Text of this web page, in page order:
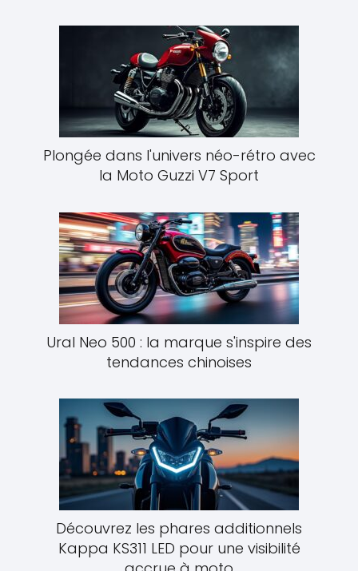
Plongée dans l'univers néo-rétro avec
la Moto Guzzi V7 Sport
Ural Neo 500 : la marque s'inspire des
tendances chinoises
Découvrez les phares additionnels
Kappa KS311 LED pour une visibilité